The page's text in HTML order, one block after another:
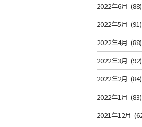
2022年6月 (88)
2022年5月 (91)
2022年4月 (88)
2022年3月 (92)
2022年2月 (84)
2022年1月 (83)
2021年12月